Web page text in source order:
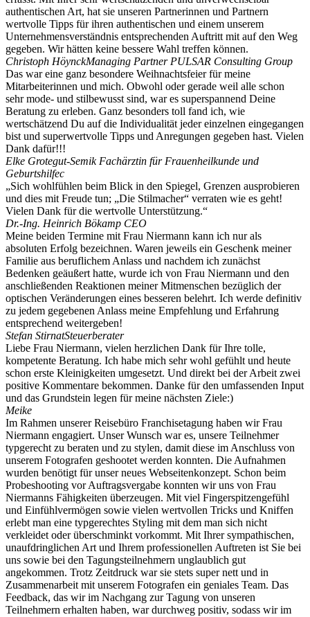
authentischen Art, hat sie unseren Partnerinnen und Partnern
wertvolle Tipps für ihren authentischen und einem unserem
Unternehmensverständnis entsprechenden Auftritt mit auf den Weg
gegeben. Wir hätten keine bessere Wahl treffen können.
Christoph HöynckManaging Partner PULSAR Consulting Group
Das war eine ganz besondere Weihnachtsfeier für meine
Mitarbeiterinnen und mich. Obwohl oder gerade weil alle schon
sehr mode- und stilbewusst sind, war es superspannend Deine
Beratung zu erleben. Ganz besonders toll fand ich, wie
wertschätzend Du auf die Individualität jeder einzelnen eingegangen
bist und superwertvolle Tipps und Anregungen gegeben hast. Vielen
Dank dafür!!!
Elke Grotegut-Semik Fachärztin für Frauenheilkunde und
Geburtshilfec
„Sich wohlfühlen beim Blick in den Spiegel, Grenzen ausprobieren
und dies mit Freude tun; „Die Stilmacher“ verraten wie es geht!
Vielen Dank für die wertvolle Unterstützung.“
Dr.-Ing. Heinrich Bökamp CEO
Meine beiden Termine mit Frau Niermann kann ich nur als
absoluten Erfolg bezeichnen. Waren jeweils ein Geschenk meiner
Familie aus beruflichem Anlass und nachdem ich zunächst
Bedenken geäußert hatte, wurde ich von Frau Niermann und den
anschließenden Reaktionen meiner Mitmenschen bezüglich der
optischen Veränderungen eines besseren belehrt. Ich werde definitiv
zu jedem gegebenen Anlass meine Empfehlung und Erfahrung
entsprechend weitergeben!
Stefan StirnatSteuerberater
Liebe Frau Niermann, vielen herzlichen Dank für Ihre tolle,
kompetente Beratung. Ich habe mich sehr wohl gefühlt und heute
schon erste Kleinigkeiten umgesetzt. Und direkt bei der Arbeit zwei
positive Kommentare bekommen. Danke für den umfassenden Input
und das Grundstein legen für meine nächsten Ziele:)
Meike
Im Rahmen unserer Reisebüro Franchisetagung haben wir Frau
Niermann engagiert. Unser Wunsch war es, unsere Teilnehmer
typgerecht zu beraten und zu stylen, damit diese im Anschluss von
unserem Fotografen geshootet werden konnten. Die Aufnahmen
wurden benötigt für unser neues Webseitenkonzept. Schon beim
Probeshooting vor Auftragsvergabe konnten wir uns von Frau
Niermanns Fähigkeiten überzeugen. Mit viel Fingerspitzengefühl
und Einfühlvermögen sowie vielen wertvollen Tricks und Kniffen
erlebt man eine typgerechtes Styling mit dem man sich nicht
verkleidet oder überschminkt vorkommt. Mit Ihrer sympathischen,
unaufdringlichen Art und Ihrem professionellen Auftreten ist Sie bei
uns sowie bei den Tagungsteilnehmern unglaublich gut
angekommen. Trotz Zeitdruck war sie stets super nett und in
Zusammenarbeit mit unserem Fotografen ein geniales Team. Das
Feedback, das wir im Nachgang zur Tagung von unseren
Teilnehmern erhalten haben, war durchweg positiv, sodass wir im